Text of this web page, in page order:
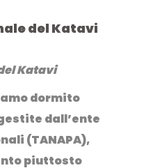
Katavi
dormito
dall’ente
(TANAPA),
piuttosto